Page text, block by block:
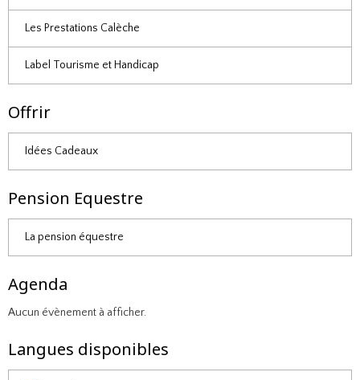
Les Prestations Calèche
Label Tourisme et Handicap
Offrir
Idées Cadeaux
Pension Equestre
La pension équestre
Agenda
Aucun évènement à afficher.
Langues disponibles